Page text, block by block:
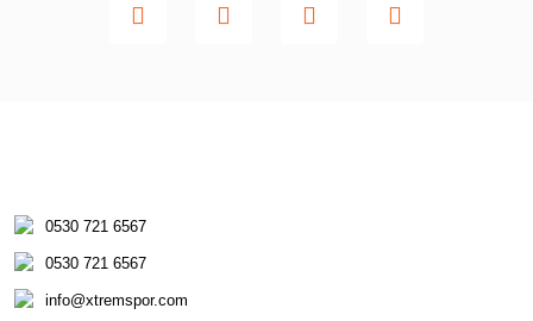
0530 721 6567
0530 721 6567
info@xtremspor.com